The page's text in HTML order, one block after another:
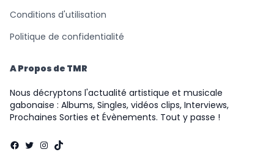
Conditions d'utilisation
Politique de confidentialité
A Propos de TMR
Nous décryptons l'actualité artistique et musicale
gabonaise : Albums, Singles, vidéos clips, Interviews,
Prochaines Sorties et Évènements. Tout y passe !
Facebook
Twitter
Instagram
TikTok